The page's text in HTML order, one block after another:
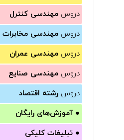
دروس مهندسی کنترل
دروس مهندسی مخابرات
دروس مهندسی عمران
دروس مهندسی صنایع
دروس رشته اقتصاد
● آموزش‌های رایگان
● تبلیغات کلیکی